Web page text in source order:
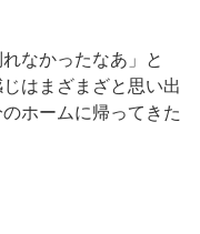
なかったなあ」と
はまざまざと思い出
ホームに帰ってきた